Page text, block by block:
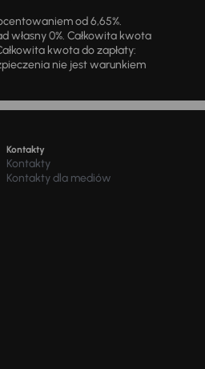
od 6,65%.
własny 0%. Całkowita kwota
kwota do zapłaty:
nie jest warunkiem
Kontakty
Kontakty
Kontakty dla mediów